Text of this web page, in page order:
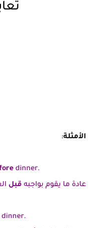
الأمثلة:
dinner.
عادة ما يقوم بواجبه قبل
dinner.